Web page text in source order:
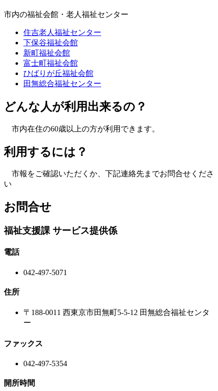
市内の福祉会館・老人福祉センター
住吉老人福祉センター
下保谷福祉会館
新町福祉会館
富士町福祉会館
ひばりが丘福祉会館
田無総合福祉センター
どんな人が利用出来るの？
市内在住の60歳以上の方が利用できます。
利用するには？
市報をご確認いただくか、下記連絡先までお問合せくださ
い
お問合せ
福祉支援課 サービス提供係
電話
042-497-5071
住所
〒188-0011 西東京市田無町5-5-12 田無総合福祉センタ
ー
ファックス
042-497-5354
開所時間